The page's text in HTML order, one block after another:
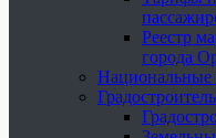
Реестр
города